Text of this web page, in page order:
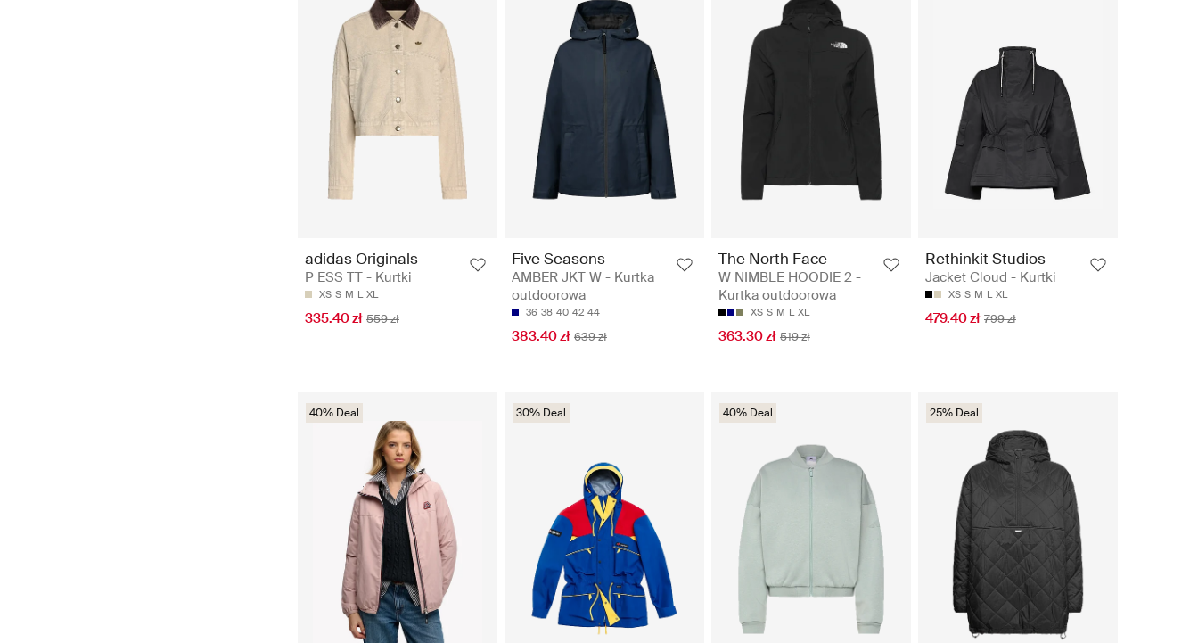
adidas Originals
P ESS TT - Kurtki
XS S M L XL
335.40 zł 559 zł
Five Seasons
AMBER JKT W - Kurtka
outdoorowa
36 38 40 42 44
383.40 zł 639 zł
The North Face
W NIMBLE HOODIE 2 -
Kurtka outdoorowa
XS S M L XL
363.30 zł 519 zł
Rethinkit Studios
Jacket Cloud - Kurtki
XS S M L XL
479.40 zł 799 zł
40% Deal 30% Deal 40% Deal 25% Deal